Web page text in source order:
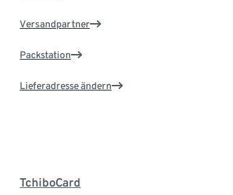
Versandpartner
Packstation
Lieferadresse ändern
TchiboCard